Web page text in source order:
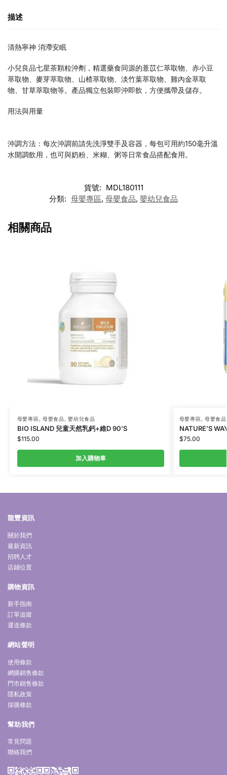
描述
清熱寧神 消滯安眠
小兒良品七星茶顆粒沖劑，精選藥食同源的薏苡仁萃取物、赤小豆
萃取物、麥芽萃取物、山楂萃取物、淡竹葉萃取物、雞內金萃取
物、甘草萃取物等。產品獨立包裝即沖即飲，方便攜帶及儲存。
用法與用量
沖調方法：每次沖調前請先洗淨雙手及容器，每包可用約150毫升溫
水開調飲用，也可與奶粉、米糊、粥等日常食品搭配食用。
貨號: MDL180111
分類: 母嬰專區, 母嬰食品, 嬰幼兒食品
相關商品
母嬰專區, 母嬰食品,嬰幼兒食品
BIO ISLAND 兒童天然乳鈣+維D 90’S
$115.00
加入購物車
母嬰專區, 母嬰食品
NATURE’S
$75.00
龍豐資訊
關於我們
最新資訊
招聘人才
店鋪位置
購物資訊
新手指南
訂單追蹤
運送條款
網站聲明
使用條款
網購銷售條款
門市銷售條款
隱私政策
採購條款
幫助我們
常見問題
聯絡我們